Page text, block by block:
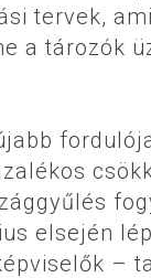
tervek,
a tározók
elsején
–